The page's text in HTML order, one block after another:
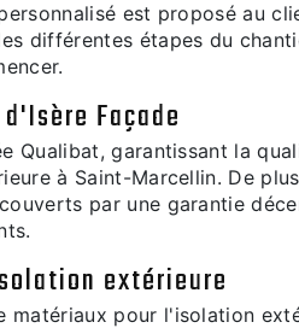
est proposé au
différentes étapes du
Façade
Qualibat, garantissant la
à Saint-Marcellin. De
par une garantie
extérieure
matériaux pour l'isolation